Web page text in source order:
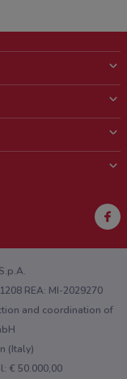
REA: MI-2029270
and coordination of
(Italy)
€ 50.000,00